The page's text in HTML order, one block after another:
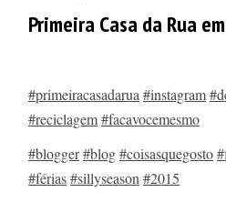
Primeira Casa da Rua
#primeiracasadarua #instagram
#reciclagem#facavocemesmo
#blogger#blog#coisasquegosto
#férias#sillyseason #2015